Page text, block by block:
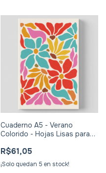
Cuaderno A5 - Verano
Colorido - Hojas Lisas para
R$61,05
¡Solo quedan 5 en stock!